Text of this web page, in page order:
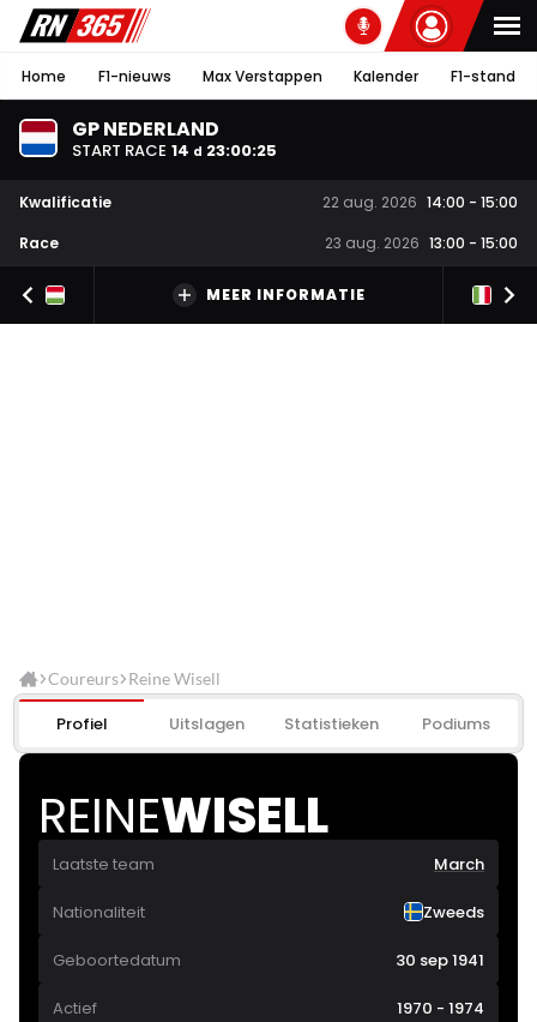
Home F1-nieuws Max Verstappen Kalender F1-stand
GP NEDERLAND
START RACE 14 d 23:00:25
Kwalificatie 22 aug. 2026 14:00 - 15:00
Race
23 aug. 2026 13:00 - 15:00
MEER INFORMATIE
Coureurs Reine Wisell
Profiel Uitslagen Statistieken Podiums
REINEWISELL
Laatste team March
Nationaliteit Zweeds
Geboortedatum 30 sep 1941
Actief 1970 - 1974